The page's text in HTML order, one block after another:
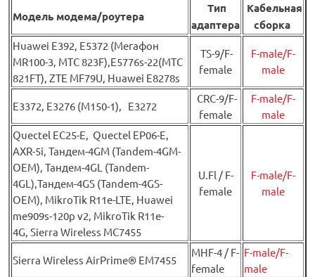
Модель модема/роутера
Тип
адаптера
Кабельная
сборка
Huawei Е392, E5372 (Мегафон
MR100-3, МТС 823F),E5776s-22(МТС
821FT), ZTE MF79U, Huawei E8278s
TS-9/F-
female
F-male/F-
male
E3372, E3276 (М150-1), E3272
CRC-9/F-
female
F-male/F-
male
Quectel EC25-E, Quectel EP06-E,
AXR-5i, Тандем-4GM (Tandem-4GM-
OEM), Тандем-4GL (Tandem-
4GL),Тандем-4GS (Tandem-4GS-
OEM), MikroTik R11e-LTE, Huawei
me909s-120p v2, MikroTik R11e-
4G, Sierra Wireless MC7455
U.Fl / F-
female
F-male/F-
male
Sierra Wireless AirPrime® EM7455
MHF-4 / F-
female
F-male/F-
male